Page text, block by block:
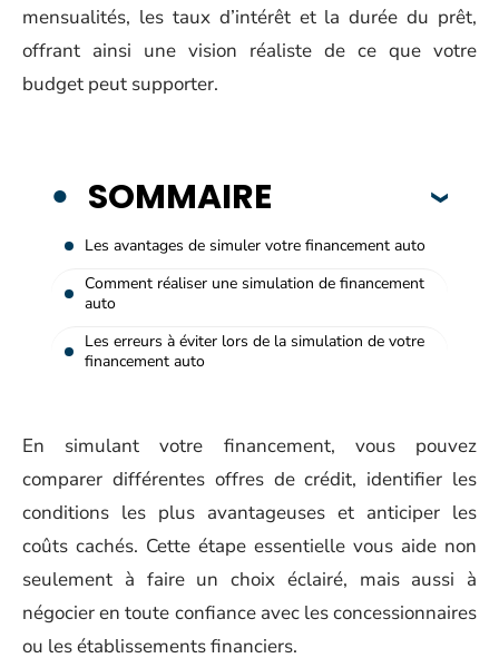
mensualités, les taux d’intérêt et la durée du prêt,
offrant ainsi une vision réaliste de ce que votre
budget peut supporter.
SOMMAIRE
Les avantages de simuler votre financement auto
Comment réaliser une simulation de financement
auto
Les erreurs à éviter lors de la simulation de votre
financement auto
En simulant votre financement, vous pouvez
comparer différentes offres de crédit, identifier les
conditions les plus avantageuses et anticiper les
coûts cachés. Cette étape essentielle vous aide non
seulement à faire un choix éclairé, mais aussi à
négocier en toute confiance avec les concessionnaires
ou les établissements financiers.